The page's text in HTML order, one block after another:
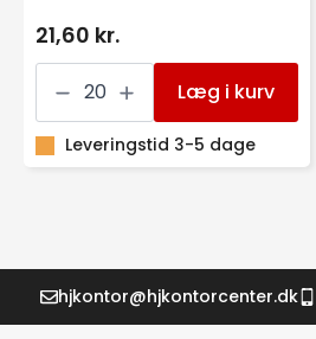
21,60 kr.
VINKARTON
BRUN
ÅBEN
BØLGE
Læg i kurv
Leveringstid 3-5 dage
hjkontor@hjkontorcenter.dk